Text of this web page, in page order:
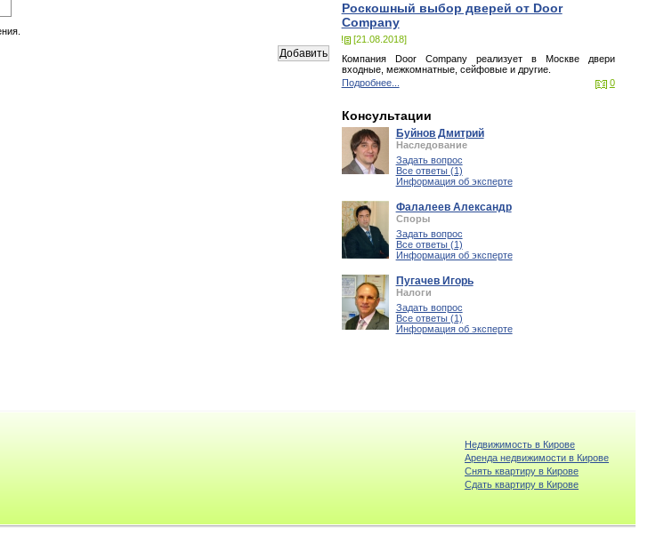
Роскошный выбор дверей от Door
Company
[21.08.2018]
Компания Door Company реализует в Москве двери
входные, межкомнатные, сейфовые и другие.
Подробнее...
0
Консультации
Буйнов Дмитрий
Наследование
Задать вопрос
Все ответы (1)
Информация об эксперте
Фалалеев Александр
Споры
Задать вопрос
Все ответы (1)
Информация об эксперте
Пугачев Игорь
Налоги
Задать вопрос
Все ответы (1)
Информация об эксперте
Недвижимость в Кирове
Аренда недвижимости в Кирове
Снять квартиру в Кирове
Cдать квартиру в Кирове